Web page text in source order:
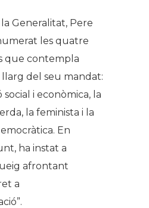
Generalitat, Pere
les quatre
que contempla
del seu mandat:
social i econòmica, la
la feminista i la
En
ha instat a
afrontant
a